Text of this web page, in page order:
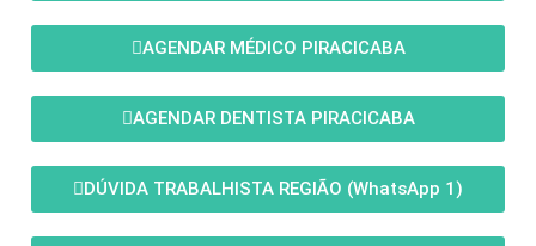
AGENDAR MÉDICO PIRACICABA
AGENDAR DENTISTA PIRACICABA
DÚVIDA TRABALHISTA REGIÃO (WhatsApp 1)